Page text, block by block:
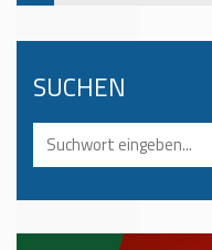
SUCHEN